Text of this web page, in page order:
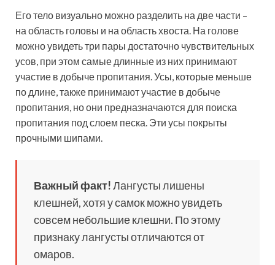
Его тело визуально можно разделить на две части –
на область головы и на область хвоста. На голове
можно увидеть три пары достаточно чувствительных
усов, при этом самые длинные из них принимают
участие в добыче пропитания. Усы, которые меньше
по длине, также принимают участие в добыче
пропитания, но они предназначаются для поиска
пропитания под слоем песка. Эти усы покрыты
прочными шипами.
Важный факт!Лангусты лишены
клешней, хотя у самок можно увидеть
совсем небольшие клешни. По этому
признаку лангусты отличаются от
омаров.